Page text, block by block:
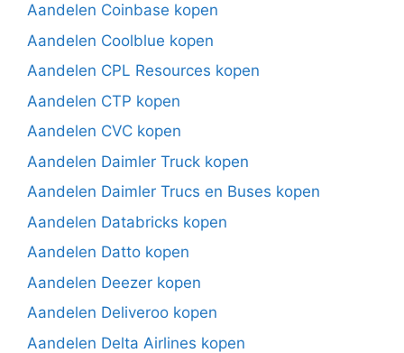
Aandelen Coinbase kopen
Aandelen Coolblue kopen
Aandelen CPL Resources kopen
Aandelen CTP kopen
Aandelen CVC kopen
Aandelen Daimler Truck kopen
Aandelen Daimler Trucs en Buses kopen
Aandelen Databricks kopen
Aandelen Datto kopen
Aandelen Deezer kopen
Aandelen Deliveroo kopen
Aandelen Delta Airlines kopen